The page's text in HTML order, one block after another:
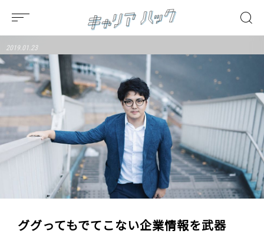
2019.01.23
ググってもでてこない企業情報を武器